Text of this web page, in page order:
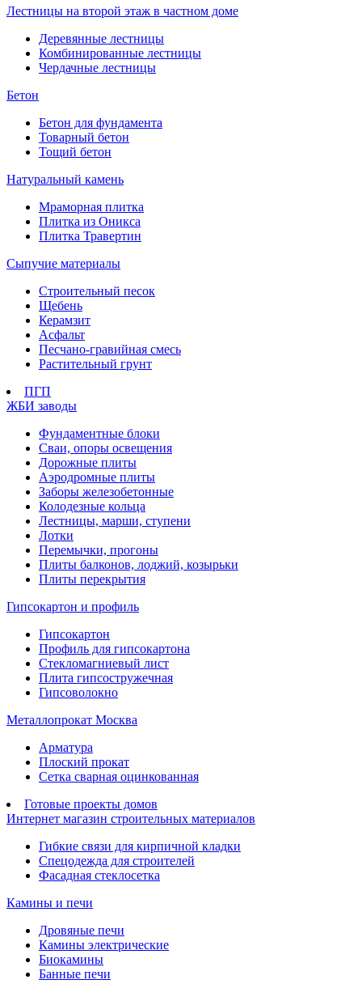
Лестницы на второй этаж в частном доме
Деревянные лестницы
Комбинированные лестницы
Чердачные лестницы
Бетон
Бетон для фундамента
Товарный бетон
Тощий бетон
Натуральный камень
Мраморная плитка
Плитка из Оникса
Плитка Травертин
Сыпучие материалы
Строительный песок
Щебень
Керамзит
Асфальт
Песчано-гравийная смесь
Растительный грунт
ПГП
ЖБИ заводы
Фундаментные блоки
Сваи, опоры освещения
Дорожные плиты
Аэродромные плиты
Заборы железобетонные
Колодезные кольца
Лестницы, марши, ступени
Лотки
Перемычки, прогоны
Плиты балконов, лоджий, козырьки
Плиты перекрытия
Гипсокартон и профиль
Гипсокартон
Профиль для гипсокартона
Стекломагниевый лист
Плита гипсостружечная
Гипсоволокно
Металлопрокат Москва
Арматура
Плоский прокат
Сетка сварная оцинкованная
Готовые проекты домов
Интернет магазин строительных материалов
Гибкие связи для кирпичной кладки
Спецодежда для строителей
Фасадная стеклосетка
Камины и печи
Дровяные печи
Камины электрические
Биокамины
Банные печи